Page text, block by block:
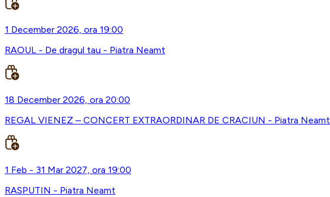
1 December 2026, ora 19:00
RAOUL - De dragul tau - Piatra Neamt
18 December 2026, ora 20:00
REGAL VIENEZ – CONCERT EXTRAORDINAR DE CRACIUN - Piatra Neamt
1 Feb - 31 Mar 2027, ora 19:00
RASPUTIN - Piatra Neamt